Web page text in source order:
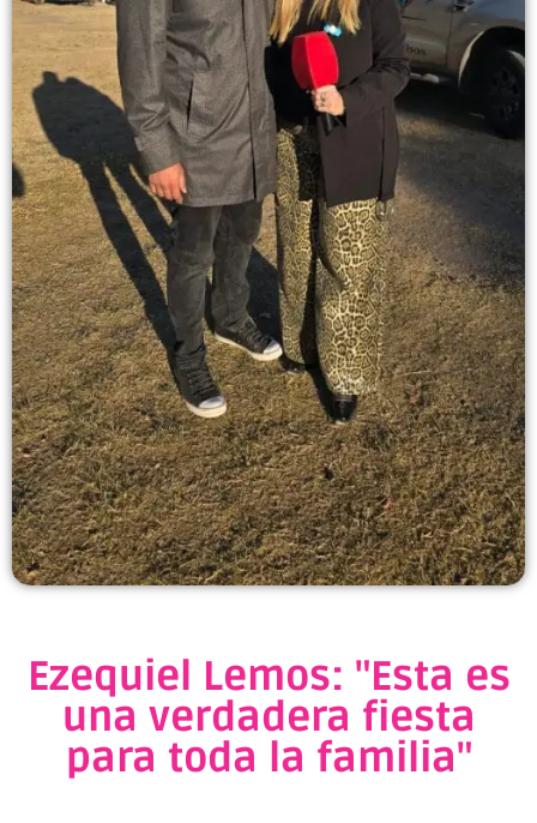
Ezequiel Lemos: "Esta es
una verdadera fiesta
para toda la familia"